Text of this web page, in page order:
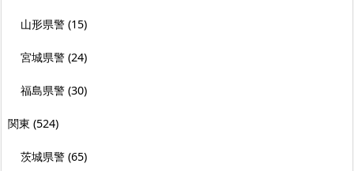
山形県警 (15)
宮城県警 (24)
福島県警 (30)
関東 (524)
茨城県警 (65)